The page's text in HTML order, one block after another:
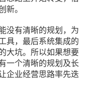
新。
没有清晰的规划，为
具，最后系统集成的
大坑。所以如果想要
一个清晰的规划及长
企业经营思路率先迭